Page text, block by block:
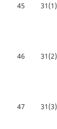
45 31(1)
46 31(2)
47 31(3)